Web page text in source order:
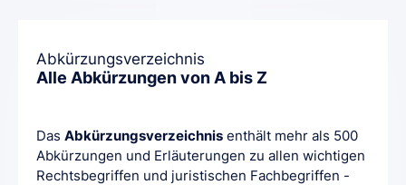
Abkürzungsverzeichnis
Alle Abkürzungen von A bis Z
Das Abkürzungsverzeichnis enthält mehr als 500
Abkürzungen und Erläuterungen zu allen wichtigen
Rechtsbegriffen und juristischen Fachbegriffen -